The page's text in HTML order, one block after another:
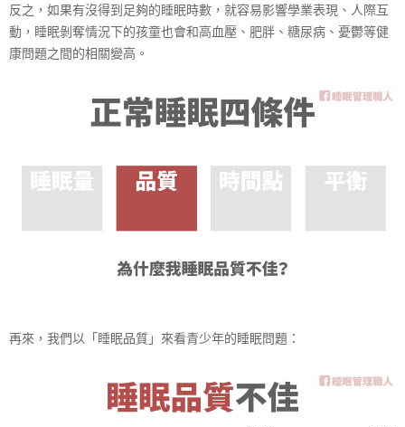
反之，如果有沒得到足夠的睡眠時數，就容易影響學業表現 、人際互
動，睡眠剝奪情況下的孩童也會和高血壓、肥胖、 糖尿病、憂鬱等健
康問題之間的相關變高。
再來，我們以「睡眠品質」來看青少年的睡眠問題：